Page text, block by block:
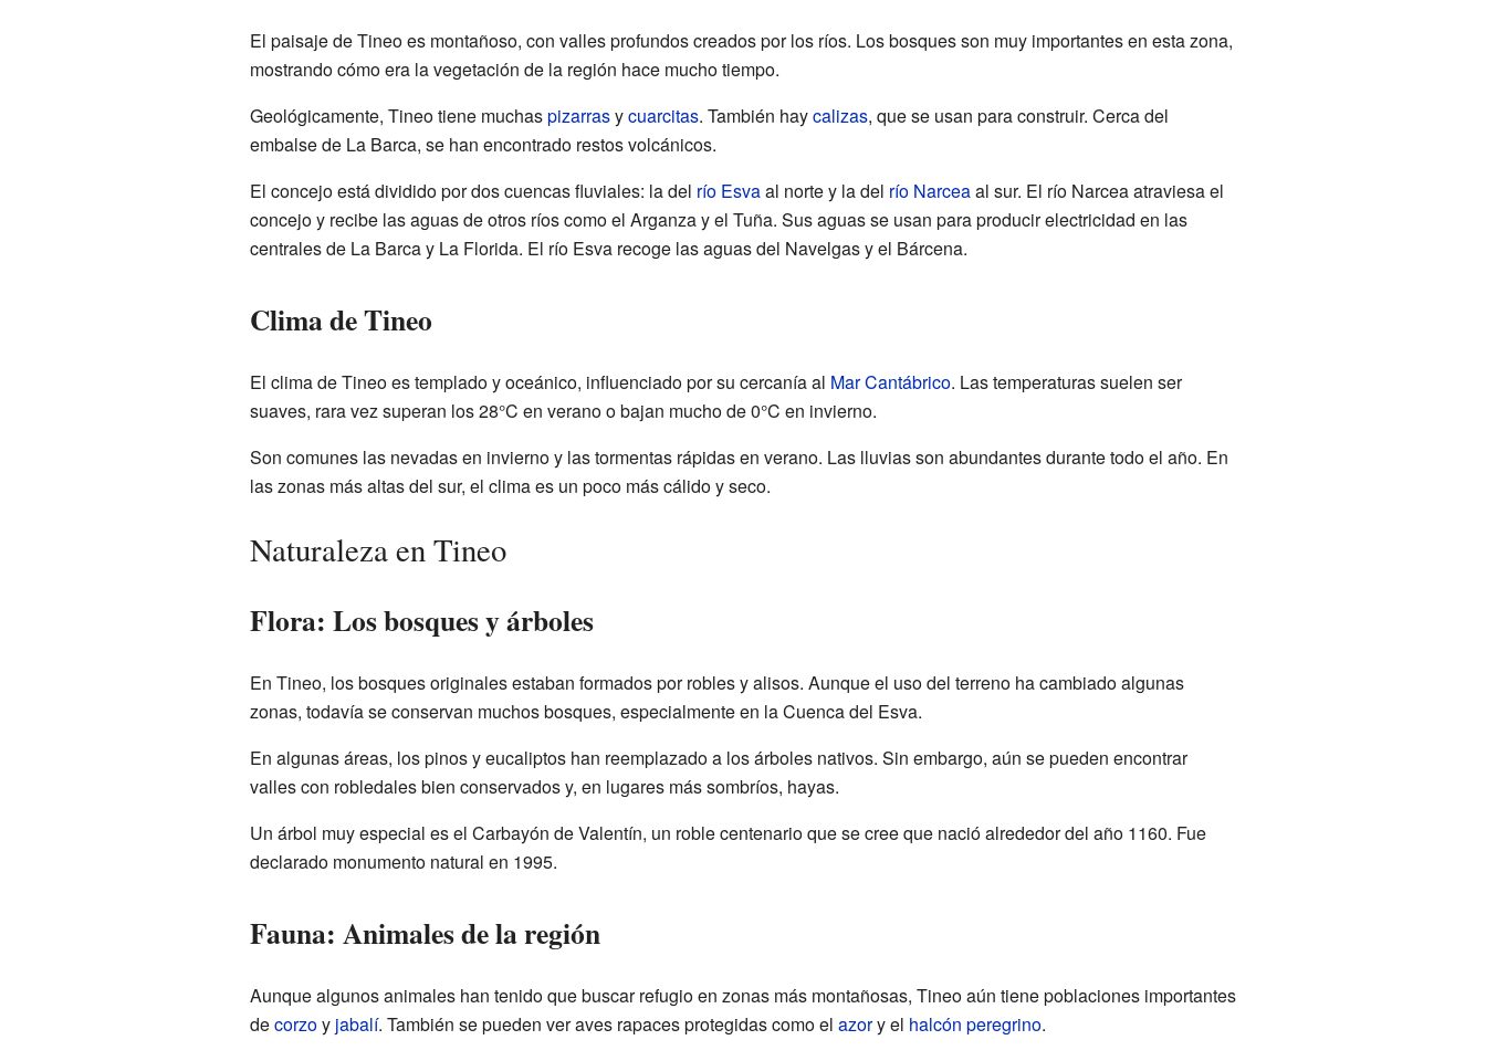
El paisaje de Tineo es montañoso, con valles profundos creados por los ríos. Los bosques son muy importantes en esta zona,
mostrando cómo era la vegetación de la región hace mucho tiempo.
Geológicamente, Tineo tiene muchaspizarrasycuarcitas. También haycalizas, que se usan para construir. Cerca del
embalse de La Barca, se han encontrado restos volcánicos.
El concejo está dividido por dos cuencas fluviales: la del río Esvaal norte y la del río Narceaal sur. El río Narcea atraviesa el
concejo y recibe las aguas de otros ríos como el Arganza y el Tuña. Sus aguas se usan para producir electricidad en las
centrales de La Barca y La Florida. El río Esva recoge las aguas del Navelgas y el Bárcena.
Clima de Tineo
El clima de Tineo es templado y oceánico, influenciado por su cercanía al Mar Cantábrico. Las temperaturas suelen ser
suaves, rara vez superan los 28°C en verano o bajan mucho de 0°C en invierno.
Son comunes las nevadas en invierno y las tormentas rápidas en verano. Las lluvias son abundantes durante todo el año. En
las zonas más altas del sur, el clima es un poco más cálido y seco.
Naturaleza en Tineo
Flora: Los bosques y árboles
En Tineo, los bosques originales estaban formados por robles y alisos. Aunque el uso del terreno ha cambiado algunas
zonas, todavía se conservan muchos bosques, especialmente en la Cuenca del Esva.
En algunas áreas, los pinos y eucaliptos han reemplazado a los árboles nativos. Sin embargo, aún se pueden encontrar
valles con robledales bien conservados y, en lugares más sombríos, hayas.
Un árbol muy especial es el Carbayón de Valentín, un roble centenario que se cree que nació alrededor del año 1160. Fue
declarado monumento natural en 1995.
Fauna: Animales de la región
Aunque algunos animales han tenido que buscar refugio en zonas más montañosas, Tineo aún tiene poblaciones importantes
decorzoy jabalí. También se pueden ver aves rapaces protegidas como el azory el halcón peregrino.